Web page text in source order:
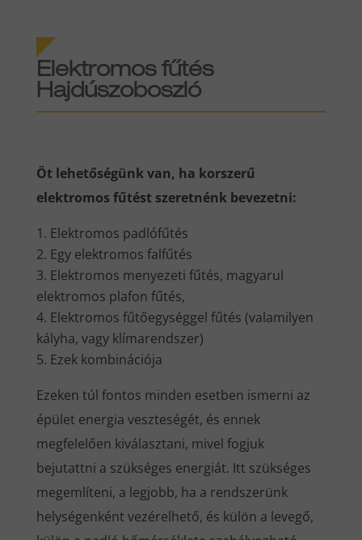
Elektromos fűtés
Hajdúszoboszló
Öt lehetőségünk van, ha korszerű
elektromos fűtést szeretnénk bevezetni:
Elektromos padlófűtés
Egy elektromos falfűtés
Elektromos menyezeti fűtés, magyarul
elektromos plafon fűtés,
Elektromos fűtőegységgel fűtés (valamilyen
kályha, vagy klímarendszer)
Ezek kombinációja
Ezeken túl fontos minden esetben ismerni az
épület energia veszteségét, és ennek
megfelelően kiválasztani, mivel fogjuk
bejutattni a szükséges energiát. Itt szükséges
megemlíteni, a legjobb, ha a rendszerünk
helységenként vezérelhető, és külön a levegő,